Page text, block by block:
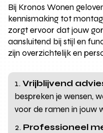
Bij Kronos Wonen
kennismaking tot
zorgt ervoor dat jouw
aansluitend bij stijl en
zijn overzichtelijk en
Vrijblijvend
bespreken je wensen,
voor de ramen in jouw
Professioneel